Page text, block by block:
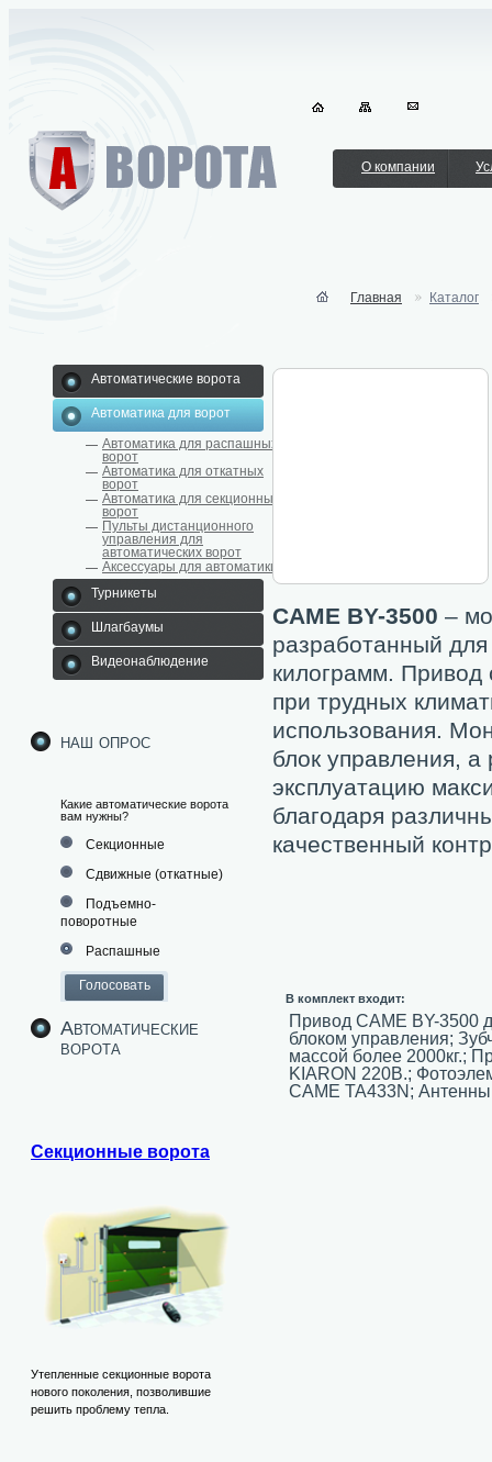
О компании
Автоматические ворота
Автоматика для ворот
Автоматика для распашных
ворот
Автоматика для откатных
ворот
Автоматика для секционных
ворот
Пульты дистанционного
управления для
автоматических ворот
Аксессуары для автоматики
Турникеты
Шлагбаумы
Видеонаблюдение
наш опрос
Какие автоматические ворота
вам нужны?
Секционные
Сдвижные (откатные)
Подъемно-
поворотные
Распашные
Автоматические
ворота
Секционные ворота
Утепленные секционные ворота
нового поколения, позволившие
решить проблему тепла.
Главная Каталог
CAME BY-3500 –
разработанный
килограмм. Привод
при трудных
использования.
блок управления,
эксплуатацию
благодаря
качественный
В комплект входит:
Привод CAME BY-3500
блоком управления;
массой более 2000кг.;
KIARON 220В.;
CAME TA433N;